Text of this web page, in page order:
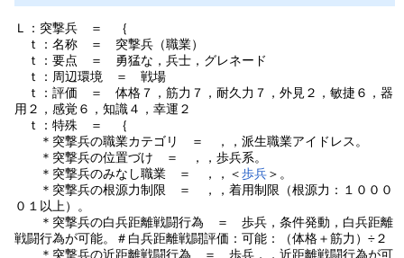
Ｌ：突撃兵 ＝ ｛
ｔ：名称 ＝ 突撃兵（職業）
ｔ：要点 ＝ 勇猛な，兵士，グレネード
ｔ：周辺環境 ＝ 戦場
ｔ：評価 ＝ 体格７，筋力７，耐久力７，外見２，敏捷６，器
用２，感覚６，知識４，幸運２
ｔ：特殊 ＝ ｛
＊突撃兵の職業カテゴリ ＝ ，，派生職業アイドレス。
＊突撃兵の位置づけ ＝ ，，歩兵系。
＊突撃兵のみなし職業 ＝ ，，＜歩兵＞。
＊突撃兵の根源力制限 ＝ ，，着用制限（根源力：１０００
０１以上）。
＊突撃兵の白兵距離戦闘行為 ＝ 歩兵，条件発動，白兵距離
戦闘行為が可能。＃白兵距離戦闘評価：可能：（体格＋筋力）÷２
＊突撃兵の近距離戦闘行為 ＝ 歩兵，，近距離戦闘行為が可